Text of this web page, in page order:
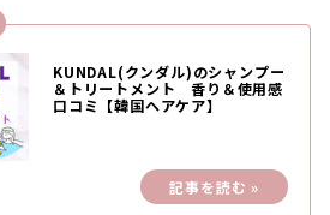
KUNDAL(クンダル)のシャンプー
＆トリートメント 香り＆使用感
口コミ【韓国ヘアケア】